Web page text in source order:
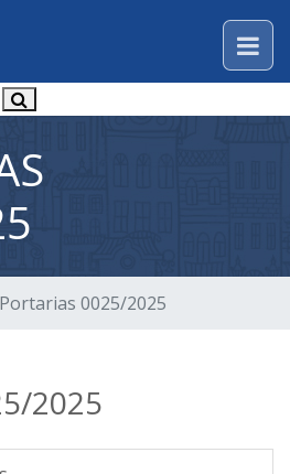
Portarias 0025/2025
2025